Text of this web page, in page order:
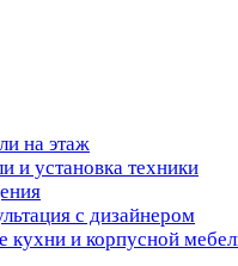
на этаж
и установка техники
с дизайнером
кухни и корпусной